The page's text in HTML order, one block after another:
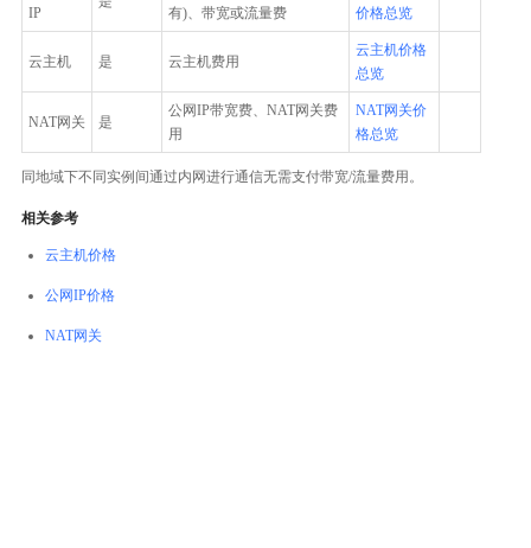
IP 有)、带宽或流量费 价格总览
云主机 是 云主机费用
云主机价格
总览
NAT网关 是
公网IP带宽费、NAT网关费
用
NAT网关价
格总览
同地域下不同实例间通过内网进行通信无需支付带宽/流量费用。
相关参考
云主机价格
公网IP价格
NAT网关